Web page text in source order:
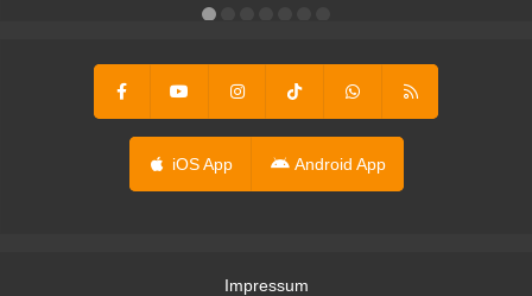
iOS App Android App
Impressum